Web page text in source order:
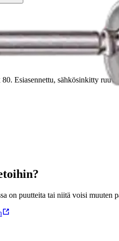
Esiasennettu, sähkösinkitty
on puutteita tai niitä voisi muuten